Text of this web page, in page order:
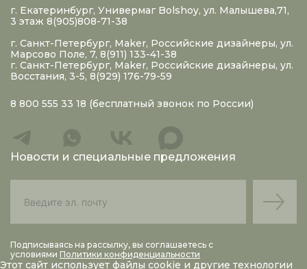
г. Екатеринбург, Универмаг Bolshoy, ул. Малышева,71,
3 этаж 8(905)808-71-38
г. Санкт-Петербург, Maker, Российские дизайнеры, ул.
Марсово Поле, 7, 8(911) 133-41-38
г. Санкт-Петербург, Maker, Российские дизайнеры, ул.
Восстания, 3-5, 8(929) 176-79-59
8 800 555 33 18 (бесплатный звонок по России)
Новости и специальные предложения
Подписываясь на рассылку, вы соглашаетесь с
условиями Политики конфиденциальности
Этот сайт использует файлы cookie и другие технологии